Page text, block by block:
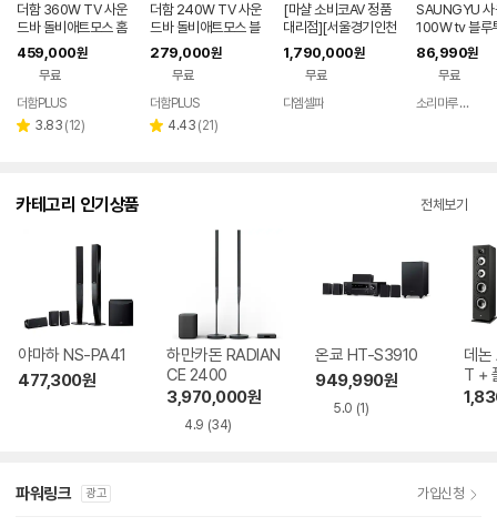
더함 360W TV 사운
드바 돌비애트모스 홈
시어터 블루투스 스피
커 5.1.2채널
459,000원
무료
더함PLUS
별 3.83 리
(12)
더함 240W TV 사운
드바 돌비애트모스 블
루투스 홈시어터 스피
커 3.1채널
279,000원
무료
더함PLUS
별 4.43 리
(21)
[마샬 소비코AV 정품
대리점][서울경기인천
퀵서비스] 마샬 헤스톤
120 사운드바 스피커
1,790,000원
무료
디엠셀파
SAUNGYU 사
100W tv 블루
비 스피커 홈시
RC 옵티컬
86,990원
무료
소리마루 유한회사
카테고리 인기상품 전체보기
야마하 NS-PA41
477,300원
하만카돈 RADIAN
CE 2400
3,970,000원
4.9 (34)
온쿄 HT-S3910
949,990원
5.0 (1)
데
T +
70
파워링크 광고 가입신청